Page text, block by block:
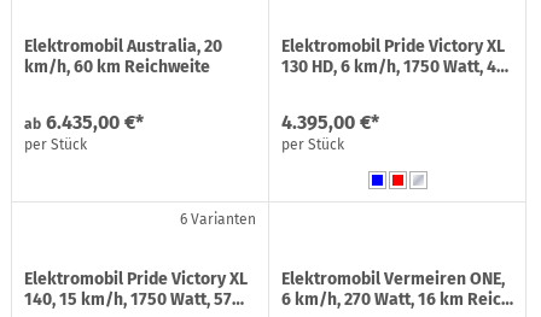
Elektromobil Australia, 20
km/h, 60 km Reichweite
ab 6.435,00 €*
per Stück
Elektromobil Pride Victory XL
130 HD, 6 km/h, 1750 Watt, 4…
4.395,00 €*
per Stück
6 Varianten
Elektromobil Pride Victory XL
140, 15 km/h, 1750 Watt, 57…
Elektromobil Vermeiren ONE,
6 km/h, 270 Watt, 16 km Reic…